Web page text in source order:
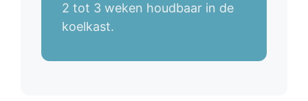
2 tot 3 weken houdbaar in de
koelkast.